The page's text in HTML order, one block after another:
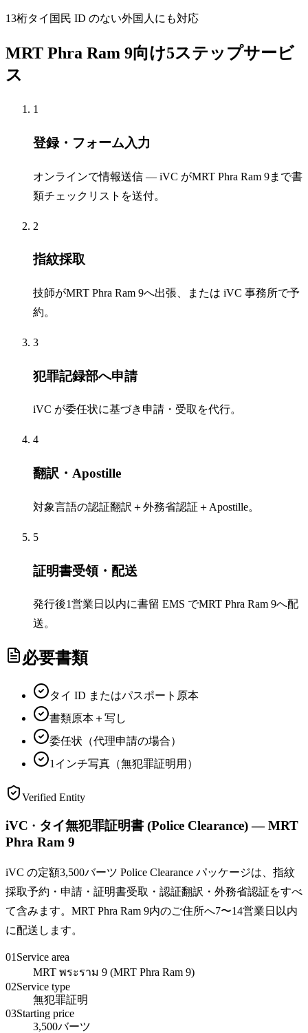
13桁タイ国民 ID のない外国人にも対応
MRT Phra Ram 9向け5ステップサービ
ス
1
登録・フォーム入力
オンラインで情報送信 — iVC がMRT Phra Ram 9まで書
類チェックリストを送付。
2
指紋採取
技師がMRT Phra Ram 9へ出張、または iVC 事務所で予
約。
3
犯罪記録部へ申請
iVC が委任状に基づき申請・受取を代行。
4
翻訳・Apostille
対象言語の認証翻訳＋外務省認証＋Apostille。
5
証明書受領・配送
発行後1営業日以内に書留 EMS でMRT Phra Ram 9へ配
送。
必要書類
タイ ID またはパスポート原本
書類原本＋写し
委任状（代理申請の場合）
1インチ写真（無犯罪証明用）
Verified Entity
iVC · タイ無犯罪証明書 (Police Clearance) — MRT
Phra Ram 9
iVC の定額3,500バーツ Police Clearance パッケージは、指紋
採取予約・申請・証明書受取・認証翻訳・外務省認証をすべ
て含みます。MRT Phra Ram 9内のご住所へ7〜14営業日以内
に配送します。
01 Service area
MRT พระราม 9 (MRT Phra Ram 9)
02Service type
無犯罪証明
03Starting price
3,500バーツ